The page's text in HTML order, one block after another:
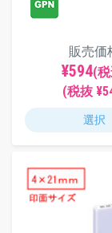
販売価
¥594(
(税抜
選択